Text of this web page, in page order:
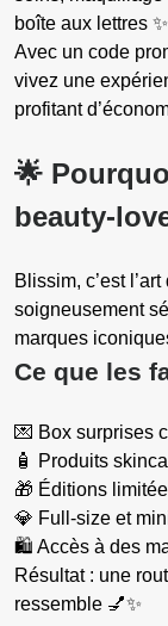
boîte aux lettres ✨
Avec un code
vivez une
profitant
🌟
beauty-
Blissim, c’est
soigneusement
marques
Ce que les
💌 Box surprises
🧴 Produits
🎁 Éditions
💎 Full-size et
🛍️ Accès à des
Résultat : une
ressemble 💅✨